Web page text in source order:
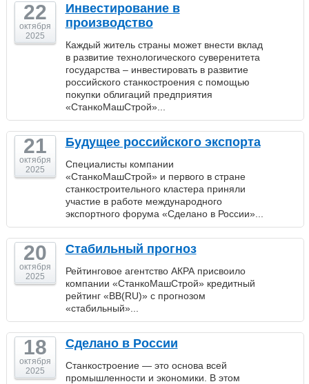
22
октября
2025
Инвестирование в
производство
Каждый житель страны может внести вклад
в развитие технологического суверенитета
государства – инвестировать в развитие
российского станкостроения с помощью
покупки облигаций предприятия
«СтанкоМашСтрой»...
21
октября
2025
Будущее российского экспорта
Специалисты компании
«СтанкоМашСтрой» и первого в стране
станкостроительного кластера приняли
участие в работе международного
экспортного форума «Сделано в России»...
20
октября
2025
Стабильный прогноз
Рейтинговое агентство АКРА присвоило
компании «СтанкоМашСтрой» кредитный
рейтинг «BB(RU)» с прогнозом
«стабильный»...
18
октября
2025
Сделано в России
Станкостроение — это основа всей
промышленности и экономики. В этом